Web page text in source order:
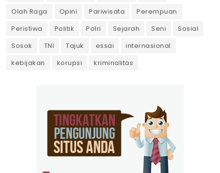
Olah Raga
Opini Pariwisata
Perempuan
Peristiwa
Politik Polri Sejarah Seni
Sosial
Sosok
TNI Tajuk essai
internasional
kebijakan
korupsi kriminalitas